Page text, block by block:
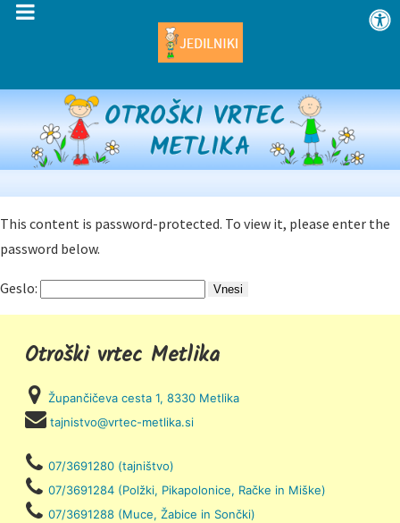
This content is password-protected. To view it, please enter the
password below.
Geslo:
Otroški vrtec Metlika
Župančičeva cesta 1, 8330 Metlika
tajnistvo@vrtec-metlika.si
07/3691280 (tajništvo)
07/3691284 (Polžki, Pikapolonice, Račke in Miške)
07/3691288 (Muce, Žabice in Sončki)